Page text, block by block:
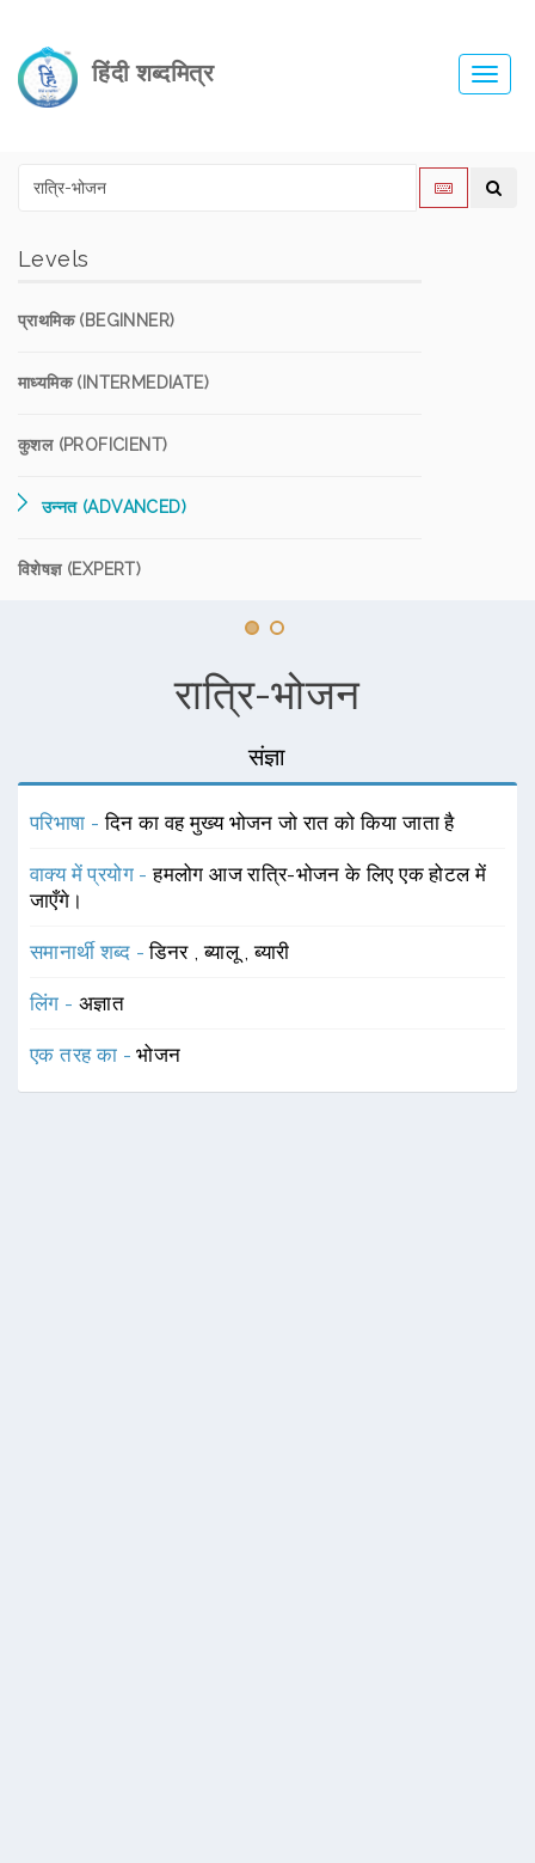
हिंदी शब्दमित्र
Levels
प्राथमिक (BEGINNER)
माध्यमिक (INTERMEDIATE)
कुशल (PROFICIENT)
उन्नत (ADVANCED)
विशेषज्ञ (EXPERT)
रात्रि-भोजन
संज्ञा
परिभाषा -दिन का वह मुख्य भोजन जो रात को किया जाता है
वाक्य में प्रयोग -हमलोग आज रात्रि-भोजन के लिए एक होटल में
जाएँगे।
समानार्थी शब्द -डिनर ,ब्यालू ,ब्यारी
लिंग - अज्ञात
एक तरह का -भोजन